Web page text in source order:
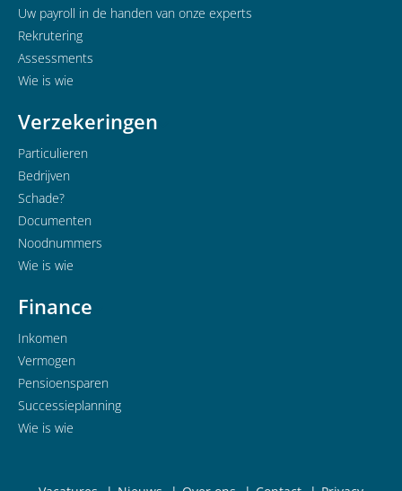
Uw payroll in de handen van onze experts
Rekrutering
Assessments
Wie is wie
Verzekeringen
Particulieren
Bedrijven
Schade?
Documenten
Noodnummers
Wie is wie
Finance
Inkomen
Vermogen
Pensioensparen
Successieplanning
Wie is wie